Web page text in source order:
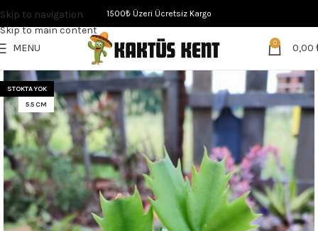
Skip to navigation
Skip to main content
1500₺ Üzeri Ücretsiz Kargo
MENU 0 0,00
STOKTA YOK
5.5 CM